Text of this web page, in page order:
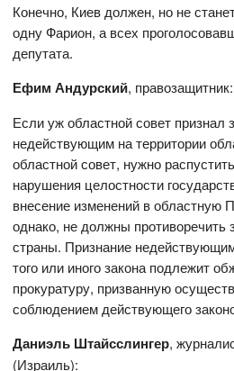
Конечно, Киев должен, но не
одну Фарион, а всех
депутата.
Ефим Андурский, правозащитник:
Если уж областной совет признал
недействующим на территории
областной совет, нужно
нарушения целостности
внесение изменений в областную
однако, не должны противоречить
страны. Признание
того или иного закона подлежит
прокуратуру, призванную
соблюдением действующего
Даниэль Штайсслингер,
(Израиль):